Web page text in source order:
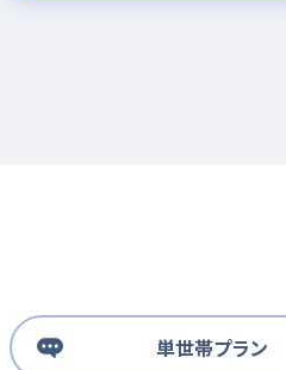
単世帯プラン